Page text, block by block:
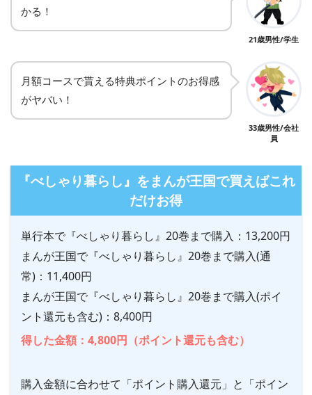
かる！
21歳男性/学生
月額コースで貰える特典ポイントのお得感
がヤバい！
33歳男性/会社
員
『べしゃり暮らし』をまんが王国で買えばこれ
だけお得
単行本で『べしゃり暮らし』20巻まで購入：13,200円
まんが王国で『べしゃり暮らし』20巻まで購入(通
常)：11,400円
まんが王国で『べしゃり暮らし』20巻まで購入(ポイ
ント還元も含む)：8,400円
得した金額：4,800円（ポイント還元も含む）
購入金額に合わせて「ポイント購入還元」と「ポイン